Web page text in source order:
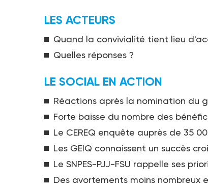
LES ACTEURS
Quand la convivialité tient lieu
Quelles réponses ?
LE SOCIAL EN ACTION
Réactions après la nomination du
Forte baisse du nombre des
Le CEREQ enquête auprès de 35
Les GEIQ connaissent un succès
Le SNPES-PJJ-FSU rappelle ses
Des avortements moins nombreux